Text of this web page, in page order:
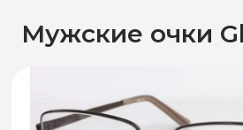
Мужские очки